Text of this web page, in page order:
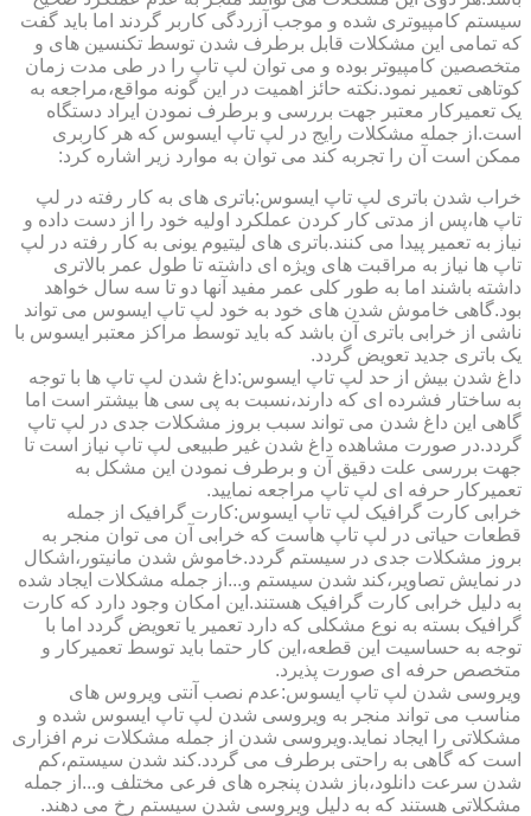
سیستم کامپیوتری شده و موجب آزردگی کاربر گردند اما باید گفت
که تمامی این مشکلات قابل برطرف شدن توسط تکنسین های و
متخصصین کامپیوتر بوده و می توان لپ تاپ را در طی مدت زمان
کوتاهی تعمیر نمود.نکته حائز اهمیت در این گونه مواقع،مراجعه به
یک تعمیرکار معتبر جهت بررسی و برطرف نمودن ایراد دستگاه
است.از جمله مشکلات رایج در لپ تاپ ایسوس که هر کاربری
ممکن است آن را تجربه کند می توان به موارد زیر اشاره کرد:
خراب شدن باتری لپ تاپ ایسوس:باتری های به کار رفته در لپ
تاپ ها،پس از مدتی کار کردن عملکرد اولیه خود را از دست داده و
نیاز به تعمیر پیدا می کنند.باتری های لیتیوم یونی به کار رفته در لپ
تاپ ها نیاز به مراقبت های ویژه ای داشته تا طول عمر بالاتری
داشته باشند اما به طور کلی عمر مفید آنها دو تا سه سال خواهد
بود.گاهی خاموش شدن های خود به خود لپ تاپ ایسوس می تواند
ناشی از خرابی باتری آن باشد که باید توسط مراکز معتبر ایسوس با
یک باتری جدید تعویض گردد.
داغ شدن بیش از حد لپ تاپ ایسوس:داغ شدن لپ تاپ ها با توجه
به ساختار فشرده ای که دارند،نسبت به پی سی ها بیشتر است اما
گاهی این داغ شدن می تواند سبب بروز مشکلات جدی در لپ تاپ
گردد.در صورت مشاهده داغ شدن غیر طبیعی لپ تاپ نیاز است تا
جهت بررسی علت دقیق آن و برطرف نمودن این مشکل به
تعمیرکار حرفه ای لپ تاپ مراجعه نمایید.
خرابی کارت گرافیک لپ تاپ ایسوس:کارت گرافیک از جمله
قطعات حیاتی در لپ تاپ هاست که خرابی آن می توان منجر به
بروز مشکلات جدی در سیستم گردد.خاموش شدن مانیتور،اشکال
در نمایش تصاویر،کند شدن سیستم و...از جمله مشکلات ایجاد شده
به دلیل خرابی کارت گرافیک هستند.این امکان وجود دارد که کارت
گرافیک بسته به نوع مشکلی که دارد تعمیر یا تعویض گردد اما با
توجه به حساسیت این قطعه،این کار حتما باید توسط تعمیرکار و
متخصص حرفه ای صورت پذیرد.
ویروسی شدن لپ تاپ ایسوس:عدم نصب آنتی ویروس های
مناسب می تواند منجر به ویروسی شدن لپ تاپ ایسوس شده و
مشکلاتی را ایجاد نماید.ویروسی شدن از جمله مشکلات نرم افزاری
است که گاهی به راحتی برطرف می گردد.کند شدن سیستم،کم
شدن سرعت دانلود،باز شدن پنجره های فرعی مختلف و...از جمله
مشکلاتی هستند که به دلیل ویروسی شدن سیستم رخ می دهند.